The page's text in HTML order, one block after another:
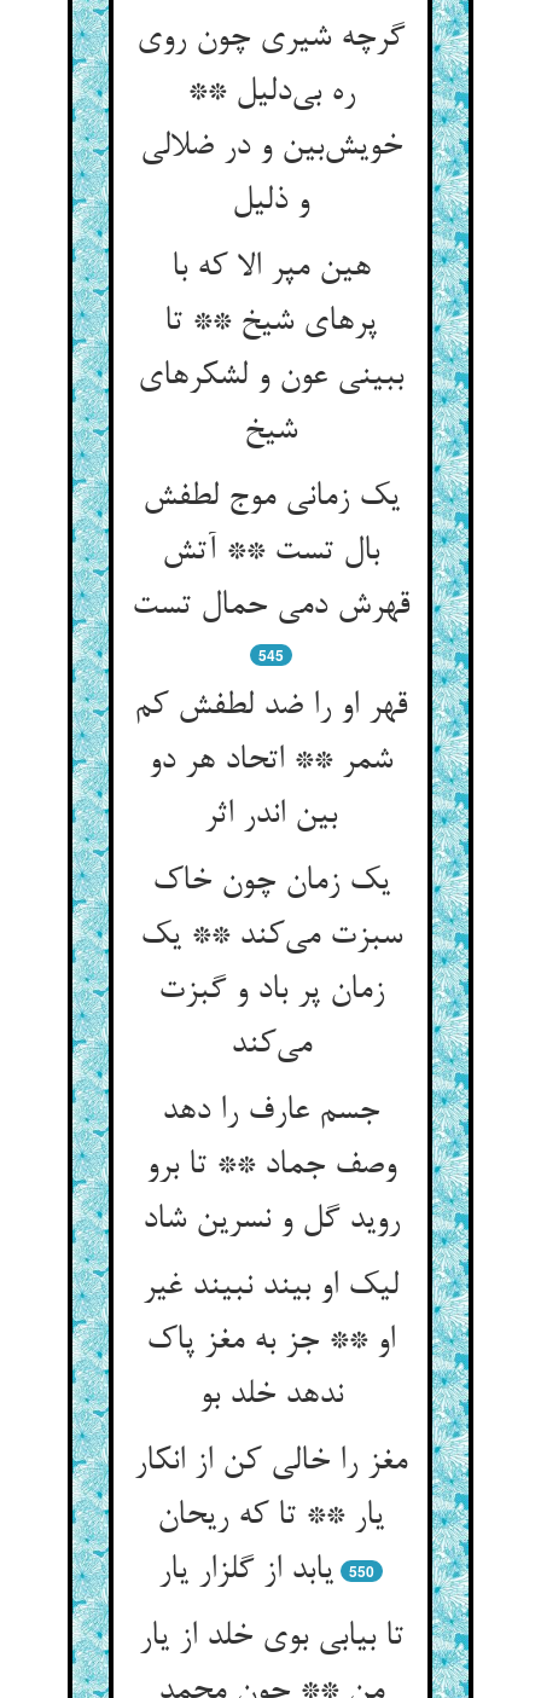
گرچه شیری چون روی
ره بی‌دلیل **
خویش‌بین و در ضلالی
و ذلیل
هین مپر الا که با
پرهای شیخ ** تا
ببینی عون و لشکرهای
شیخ
یک زمانی موج لطفش
بال تست ** آتش
قهرش دمی حمال تست
545
قهر او را ضد لطفش کم
شمر ** اتحاد هر دو
بین اندر اثر
یک زمان چون خاک
سبزت می‌کند ** یک
زمان پر باد و گبزت
می‌کند
جسم عارف را دهد
وصف جماد ** تا برو
روید گل و نسرین شاد
لیک او بیند نبیند غیر
او ** جز به مغز پاک
ندهد خلد بو
مغز را خالی کن از انکار
یار ** تا که ریحان
یابد از گلزار یار
550
تا بیابی بوی خلد از یار